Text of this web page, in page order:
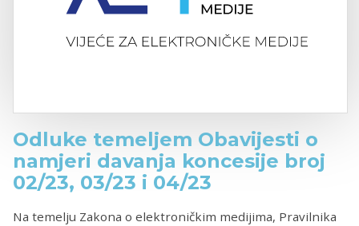
Odluke temeljem Obavijesti o
namjeri davanja koncesije broj
02/23, 03/23 i 04/23
Na temelju Zakona o elektroničkim medijima, Pravilnika